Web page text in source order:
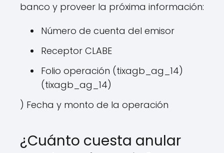
banco y proveer la próxima información:
Número de cuenta del emisor
Receptor CLABE
Folio operación (tixagb_ag_14)
(tixagb_ag_14)
) Fecha y monto de la operación
¿Cuánto cuesta anular